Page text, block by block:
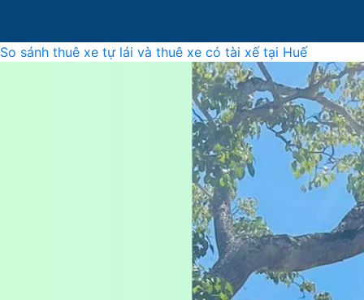
So sánh thuê xe tự lái và thuê xe có tài xế tại Huế